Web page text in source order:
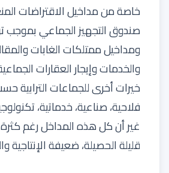
خاصة من مداخيل الاقتراضات
صندوق التجهيز الجماعي
ومداخيل ممتلكات الغابات
والخدمات وإيجار العقارات
خيرات أخرى للجماعات الترابية
فلاحية، صناعية، خدماتية،
غير أن كل هذه المداخل رغم
قليلة الحصيلة، ضعيفة الإنتاجية